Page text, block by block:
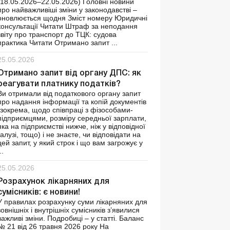
найважливіші зміни у законодавстві –
щодня Зміст номеру Юридичні
Читати Штраф за неподання
про транспорт до ТЦК: судова
Читати Отримано запит ...
запит від органу ДПС: як
платнику податків?
отримали від податкового органу запит
надання інформації та копій документів
щодо співпраці з фізособами-
розміру середньої зарплати,
на підприємстві нижче, ніж у відповідної
тощо) і не знаєте, чи відповідати на
запит, у який строк і що вам загрожує у
лікарняних для
є новини!
правилах розрахунку суми лікарняних для
і внутрішніх сумісників з’явилися
зміни. Подробиці – у статті. Баланс
21 від 26 травня 2026 року На